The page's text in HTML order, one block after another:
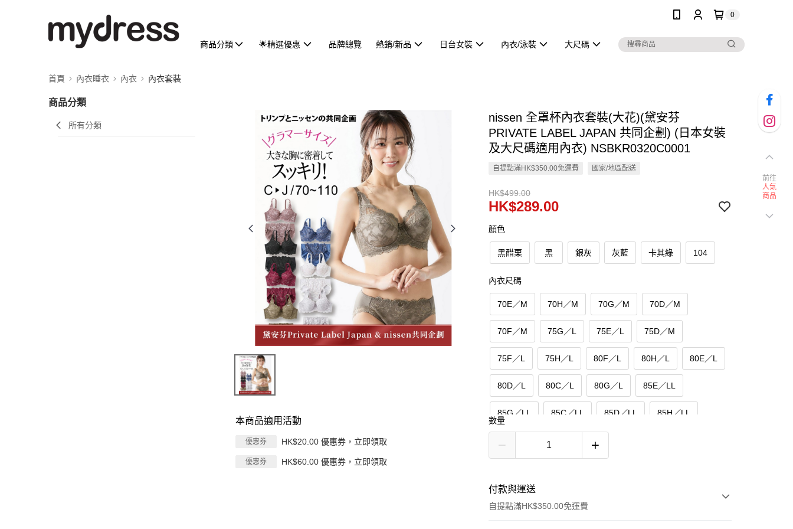
0
商品分類 🌟精選優惠 品牌總覽 熱銷/新品 日台女裝 內衣/泳裝 大尺碼
首頁 內衣睡衣 內衣 內衣套裝
商品分類
所有分類
本商品適用活動
優惠券 HK$20.00 優惠券，立即領取
優惠券 HK$60.00 優惠券，立即領取
nissen 全罩杯內衣套裝(大花)(黛安芬
PRIVATE LABEL JAPAN 共同企劃) (日本女裝
及大尺碼適用內衣) NSBKR0320C0001
自提點滿HK$350.00免運費 國家/地區配送
HK$499.00
HK$289.00
顏色
黑醋栗 黑 銀灰 灰藍 卡其綠 104
內衣尺碼
70E／M 70H／M 70G／M 70D／M
70F／M 75G／L 75E／L 75D／M
75F／L 75H／L 80F／L 80H／L 80E／L
80D／L 80C／L 80G／L 85E／LL
85G／LL 85C／LL 85D／LL 85H／LL
95G／3L
數量
付款與運送
自提點滿HK$350.00免運費
前往
人氣
商品